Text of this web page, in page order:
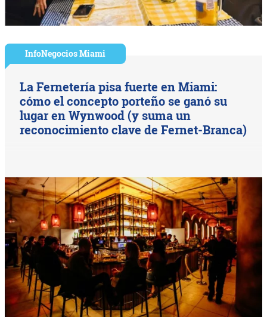
InfoNegocios Miami
La Fernetería pisa fuerte en Miami:
cómo el concepto porteño se ganó su
lugar en Wynwood (y suma un
reconocimiento clave de Fernet-Branca)